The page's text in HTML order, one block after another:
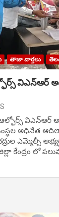
తాజా వార్తలు
విఎన్ఆర్
విఎన్ఆర్
అధినేత
ఎమ్మెల్సీ
లో